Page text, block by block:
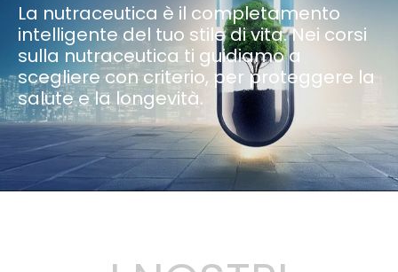
La nutraceutica è il completamento
intelligente del tuo stile di vita. Nei corsi
sulla nutraceutica ti guidiamo a
scegliere con criterio, per proteggere la
salute e la longevità.